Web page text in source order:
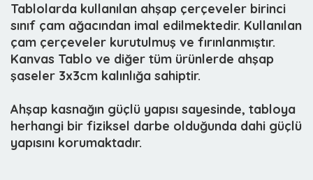
Tablolarda kullanılan ahşap çerçeveler birinci
sınıf çam ağacından imal edilmektedir. Kullanılan
çam çerçeveler kurutulmuş ve fırınlanmıştır.
Kanvas Tablo ve diğer tüm ürünlerde ahşap
şaseler 3x3cm kalınlığa sahiptir.
Ahşap kasnağın güçlü yapısı sayesinde, tabloya
herhangi bir fiziksel darbe olduğunda dahi güçlü
yapısını korumaktadır.